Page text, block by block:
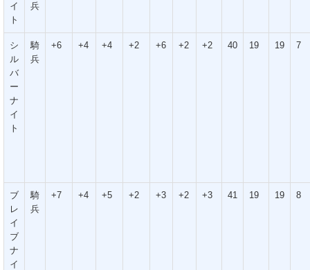
イ
ト
兵
シ
ル
バ
ー
ナ
イ
ト
騎
兵
+6 +4 +4 +2 +6 +2 +2 40 19 19 7
ブ
レ
イ
ブ
ナ
イ
騎
兵
+7 +4 +5 +2 +3 +2 +3 41 19 19 8